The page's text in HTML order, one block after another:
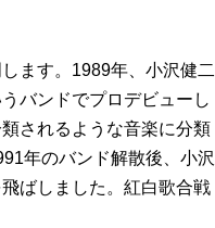
ます。1989年、小沢健二
うバンドでプロデビューし
されるような音楽に分類
年のバンド解散後、小沢
ばしました。紅白歌合戦